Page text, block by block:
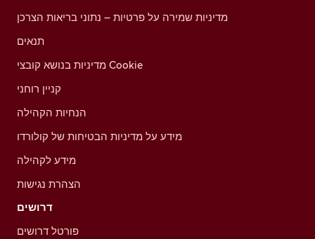
מדיניות שמירה על פרטיות – נתוני בריאות הצרכן
תנאים
מדיניות בנושא קובצי Cookie
קניין רוחני
הנחיות הקהילה
מידע על מדיניות הבטיחות של קולורדו
מידע לקהילה
הצהרת נגישות
דרושים
פורטל דרושים